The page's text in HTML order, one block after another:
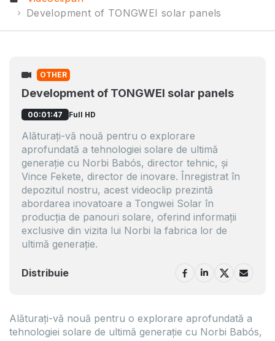
Development of TONGWEI solar panels
OTHER
Development of TONGWEI solar panels
00:01:47 Full HD
Alăturați-vă nouă pentru o explorare
aprofundată a tehnologiei solare de ultimă
generație cu Norbi Babós, director tehnic, și
Vince Fekete, director de inovare. Înregistrat în
depozitul nostru, acest videoclip prezintă
abordarea inovatoare a Tongwei Solar în
producția de panouri solare, oferind informații
exclusive din vizita lui Norbi la fabrica lor de
ultimă generație.
Distribuie
Alăturați-vă nouă pentru o explorare aprofundată a
tehnologiei solare de ultimă generație cu Norbi Babós,